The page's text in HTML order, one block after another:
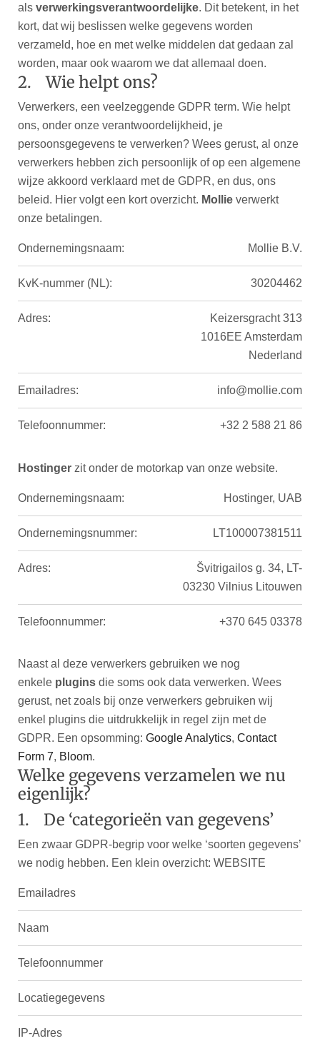
als verwerkingsverantwoordelijke. Dit betekent, in het
kort, dat wij beslissen welke gegevens worden
verzameld, hoe en met welke middelen dat gedaan zal
worden, maar ook waarom we dat allemaal doen.
2. Wie helpt ons?
Verwerkers, een veelzeggende GDPR term. Wie helpt
ons, onder onze verantwoordelijkheid, je
persoonsgegevens te verwerken? Wees gerust, al onze
verwerkers hebben zich persoonlijk of op een algemene
wijze akkoord verklaard met de GDPR, en dus, ons
beleid. Hier volgt een kort overzicht. Mollie verwerkt
onze betalingen.
Ondernemingsnaam: Mollie B.V.
KvK-nummer (NL): 30204462
Adres:
Keizersgracht 313
1016EE Amsterdam
Nederland
Emailadres: info@mollie.com
Telefoonnummer: +32 2 588 21 86
Hostinger zit onder de motorkap van onze website.
Ondernemingsnaam: Hostinger, UAB
Ondernemingsnummer: LT100007381511
Adres:
Švitrigailos g. 34, LT-
03230 Vilnius Litouwen
Telefoonnummer: +370 645 03378
Naast al deze verwerkers gebruiken we nog
enkele plugins die soms ook data verwerken. Wees
gerust, net zoals bij onze verwerkers gebruiken wij
enkel plugins die uitdrukkelijk in regel zijn met de
GDPR. Een opsomming: Google Analytics, Contact
Form 7, Bloom.
Welke gegevens verzamelen we nu
eigenlijk?
1. De ‘categorieën van gegevens’
Een zwaar GDPR-begrip voor welke ‘soorten gegevens’
we nodig hebben. Een klein overzicht: WEBSITE
Emailadres
Naam
Telefoonnummer
Locatiegegevens
IP-Adres